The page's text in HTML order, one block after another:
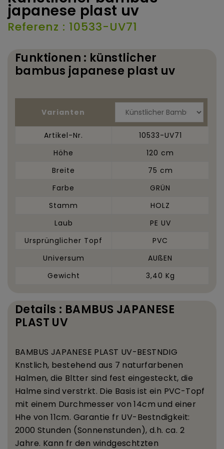
japanese plast uv
Referenz : 10533-UV71
Funktionen : künstlicher
bambus japanese plast uv
Varianten
Artikel-Nr.
10533-UV71
Höhe
120 cm
Breite
75 cm
Farbe
GRÜN
Stamm
HOLZ
Laub
PE UV
Ursprünglicher Topf
PVC
Universum
AUßEN
Gewicht
3,40 Kg
Details : BAMBUS JAPANESE
PLAST UV
BAMBUS JAPANESE PLAST UV-BESTNDIG
Knstlich, bestehend aus 7 naturfarbenen
Halmen, die Bltter sind fest eingesteckt, die
Halme sind verstrkt. Die Basis ist ein PVC-Topf
mit einem Durchmesser von 14cm und einer
Hhe von 11cm. Garantie fr UV-Bestndigkeit:
2000 Stunden (Sonnenstunden), d.h. ca. 2
Jahre. Kann fr den windgeschtzten